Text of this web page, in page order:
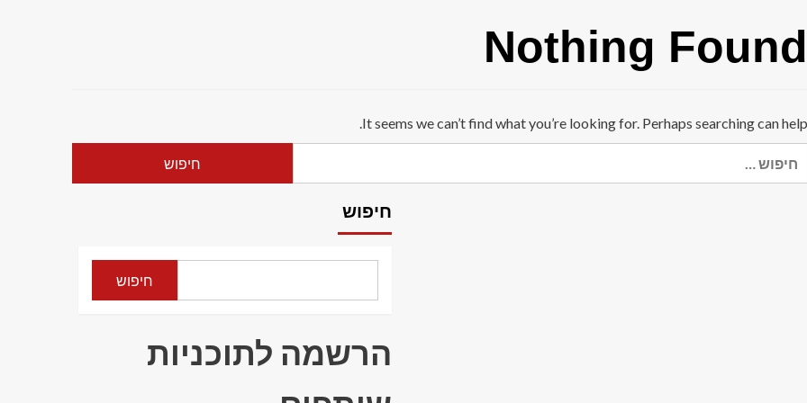
Nothing Found
It seems we can’t find what you’re looking for. Perhaps searching can help.
חיפוש
חיפוש
הרשמה לתוכניות